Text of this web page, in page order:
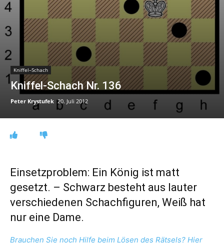
Kniffel–Schach
Kniffel-Schach Nr. 136
Peter Krystufek 20. Juli 2012
Einsetzproblem: Ein König ist matt
gesetzt. – Schwarz besteht aus lauter
verschiedenen Schachfiguren, Weiß hat
nur eine Dame.
Brauchen Sie noch Hilfe beim Lösen des Rätsels? Hier